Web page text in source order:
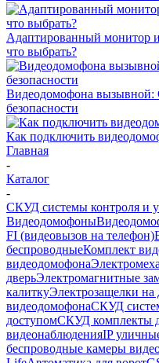
Адаптированный монитор
что выбрать?
Видеодомофона вызывной:
безопасности
Как подключить
Главная
-
Каталог
-
СКУД системы контроля и
Видеодомофоны
FI (видеовызов на телефон)
беспроводныеКомплект
видеодомофона
дверьЭлектромагнитные
калиткуЭлектрозащелки на
видеодомофонаСКУД
доступомСКУД комплекты
видеонаблюденияIP
беспроводные камеры